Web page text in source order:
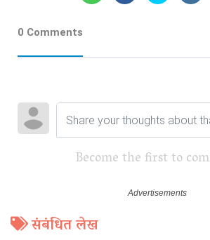
0 Comments
Become the first to
संबंधित लेख